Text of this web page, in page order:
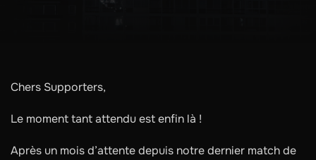
Chers Supporters,
Le moment tant attendu est enfin là !
Après un mois d’attente depuis notre dernier match de